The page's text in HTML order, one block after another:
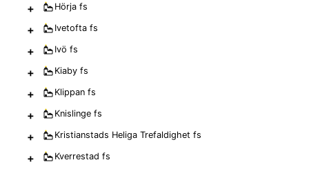
+ Hörja fs
+ Ivetofta fs
+ Ivö fs
+ Kiaby fs
+ Klippan fs
+ Knislinge fs
+ Kristianstads Heliga Trefaldighet fs
+ Kverrestad fs